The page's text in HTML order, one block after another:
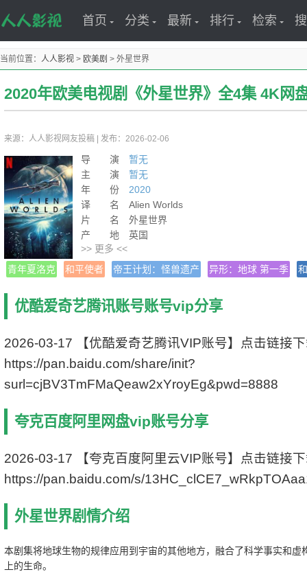
首页 分类 最新 排行 检索
当前位置： 人人影视 > 欧美剧 > 外星世界
2020年欧美电视剧《外星世界》全4集 4K网
来源：人人影视网友投稿 发布：2026-02-06
导 演 暂无
主 演 暂无
年 份 2020
译 名 Alien Worlds
片 名 外星世界
产 地 英国
类 别 科幻/纪录片
语 言 英语
字 幕 中文字幕
上映日期 2020-12-02(英国)
豆瓣评分 7.4/10 from 739 users
集 数 4
>> 更多 <<
青年夏洛克
和平使者 帝王计划：怪兽遗产 异形：地球 第一季
优酷爱奇艺腾讯账号账号vip分享
2026-03-17 【优酷爱奇艺腾讯VIP账号】点击链接
https://pan.baidu.com/share/init?
surl=cjBV3TmFMaQeaw2xYroyEg&pwd=8888
夸克百度阿里网盘vip账号分享
2026-03-17 【夸克百度阿里云VIP账号】点击链接
https://pan.baidu.com/s/
外星世界剧情介绍
本剧集将地球生物的规律应用到宇宙的其他地方，融合了科学事实和虚
上的生命。